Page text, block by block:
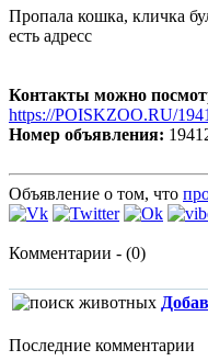
Пропала кошка, кличка
есть адресс
Контакты можно
https://POISKZOO.RU/
Номер объявления:
Объявление о том, что
Комментарии - (0)
Последние комментарии